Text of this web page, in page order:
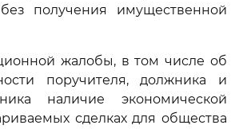
без получения имущественной
жалобы, в том числе об
поручителя, должника и
наличие экономической
сделках для общества